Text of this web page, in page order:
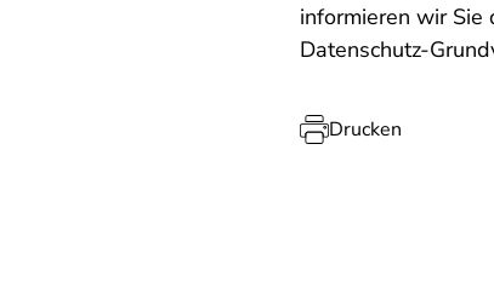
informieren wir Sie
Datenschutz-
Drucken